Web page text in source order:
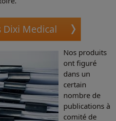
Medical
Nos produits
ont figuré
dans un
certain
nombre de
publications à
comité de